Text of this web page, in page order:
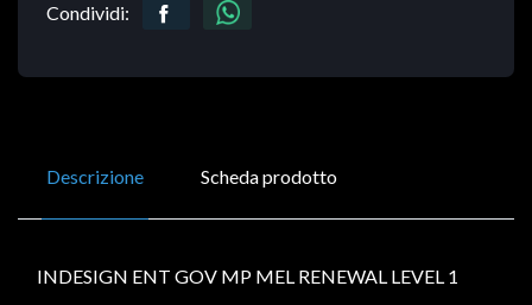
Condividi:
Descrizione Scheda prodotto
INDESIGN ENT GOV MP MEL RENEWAL LEVEL 1